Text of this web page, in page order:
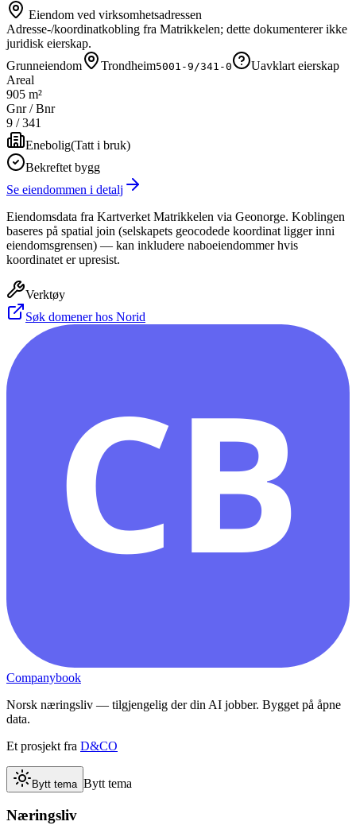
Eiendom ved virksomhetsadressen
Adresse-/koordinatkobling fra Matrikkelen; dette dokumenterer ikke
juridisk eierskap.
Grunneiendom
Trondheim5001-9/341-0
Uavklart eierskap
Areal
905 m²
Gnr / Bnr
9 /341
Enebolig(Tatt i bruk)
Bekreftet bygg
Se eiendommen i detalj
Eiendomsdata fra Kartverket Matrikkelen via Geonorge. Koblingen
baseres på spatial join (selskapets geocodede koordinat ligger inni
eiendomsgrensen) — kan inkludere naboeiendommer hvis
koordinatet er upresist.
Verktøy
Søk domener hos Norid
CB
Companybook
Norsk næringsliv — tilgjengelig der din AI jobber. Bygget på åpne
data.
Et prosjekt fra D&CO
Bytt tema Bytt tema
Næringsliv